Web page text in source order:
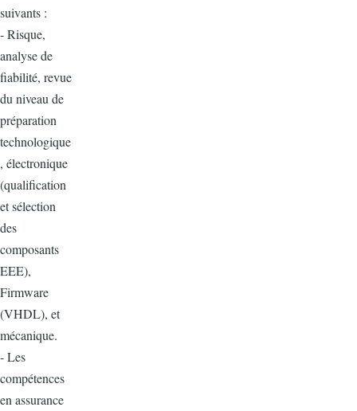
suivants :
- Risque,
analyse de
fiabilité, revue
du niveau de
préparation
technologique
, électronique
(qualification
et sélection
des
composants
EEE),
Firmware
(VHDL), et
mécanique.
- Les
compétences
en assurance